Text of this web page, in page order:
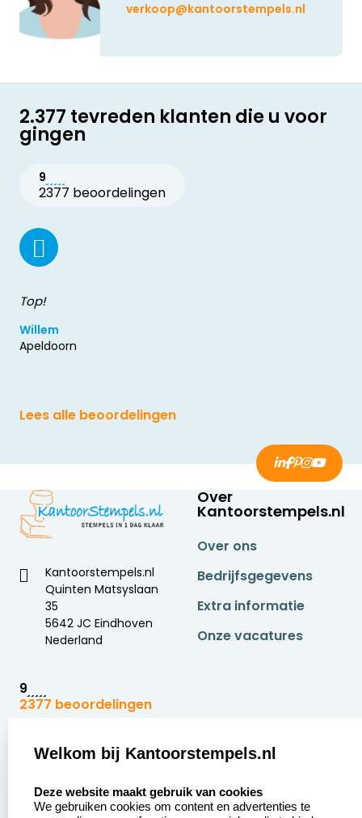
verkoop@kantoorstempels.nl
2.377 tevreden klanten die u voor
gingen
9
2377 beoordelingen
Top!
Willem
Apeldoorn
Lees alle beoordelingen
Kantoorstempels.nl
Quinten Matsyslaan
35
5642 JC Eindhoven
Nederland
9
2377 beoordelingen
Over
Kantoorstempels.nl
Over ons
Bedrijfsgegevens
Extra informatie
Onze vacatures
Zakelijk:
Aanvraag op maat
Klantenservice:
Contact opnemen
Welkom bij Kantoorstempels.nl
Deze website maakt gebruik van cookies
We gebruiken cookies om content en advertenties te